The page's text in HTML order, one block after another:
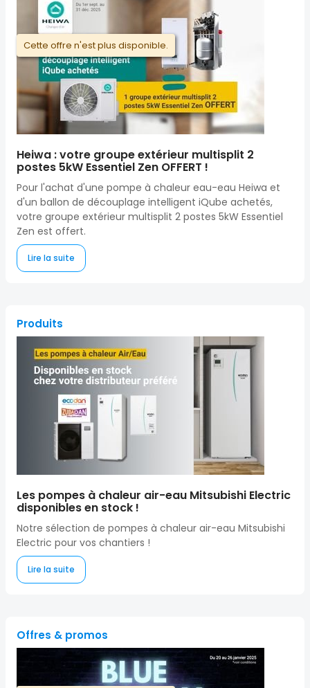
Heiwa : votre groupe extérieur multisplit 2
postes 5kW Essentiel Zen OFFERT !
Cette offre n'est plus disponible.
Pour l'achat d'une pompe à chaleur eau-eau Heiwa et
d'un ballon de découplage intelligent iQube achetés,
votre groupe extérieur multisplit 2 postes 5kW Essentiel
Zen est offert.
Lire la suite
Produits
Les pompes à chaleur air-eau Mitsubishi Electric
disponibles en stock !
Notre sélection de pompes à chaleur air-eau Mitsubishi
Electric pour vos chantiers !
Lire la suite
Offres & promos